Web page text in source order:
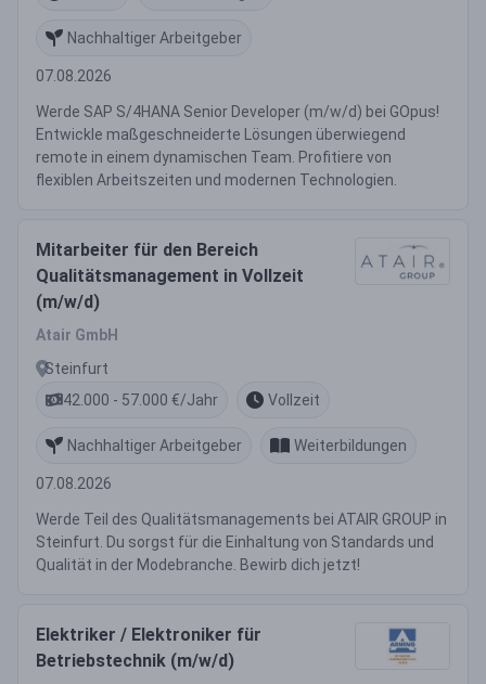
Nachhaltiger Arbeitgeber
07.08.2026
Werde SAP S/4HANA Senior Developer (m/w/d) bei GOpus!
Entwickle maßgeschneiderte Lösungen überwiegend
remote in einem dynamischen Team. Profitiere von
flexiblen Arbeitszeiten und modernen Technologien.
Mitarbeiter für den Bereich
Qualitätsmanagement in Vollzeit
(m/w/d)
Atair GmbH
Steinfurt
42.000 - 57.000 €/Jahr
Vollzeit
Nachhaltiger Arbeitgeber Weiterbildungen
07.08.2026
Werde Teil des Qualitätsmanagements bei ATAIR GROUP in
Steinfurt. Du sorgst für die Einhaltung von Standards und
Qualität in der Modebranche. Bewirb dich jetzt!
Elektriker / Elektroniker für
Betriebstechnik (m/w/d)